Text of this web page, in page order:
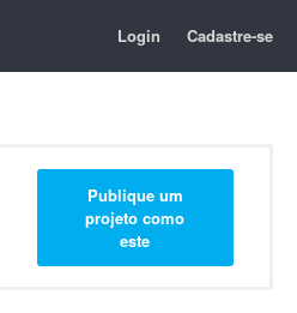
Login Cadastre-se
Publique um
projeto como
este